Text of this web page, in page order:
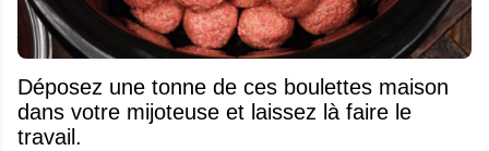
Déposez une tonne de ces boulettes maison
dans votre mijoteuse et laissez là faire le
travail.